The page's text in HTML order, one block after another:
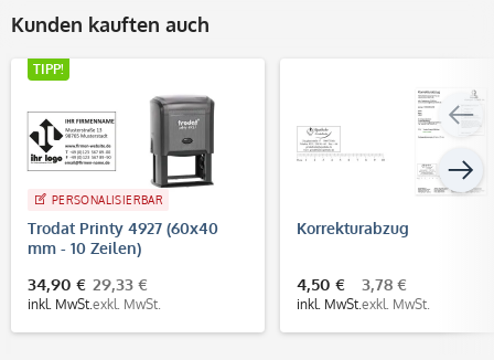
Kunden kauften auch
TIPP!
PERSONALISIERBAR
Trodat Printy 4927 (60x40
mm - 10 Zeilen)
34,90 €
inkl. MwSt.
29,33 €
exkl. MwSt.
Korrekturabzug
4,50 €
inkl. MwSt.
3,78 €
exkl. MwSt.